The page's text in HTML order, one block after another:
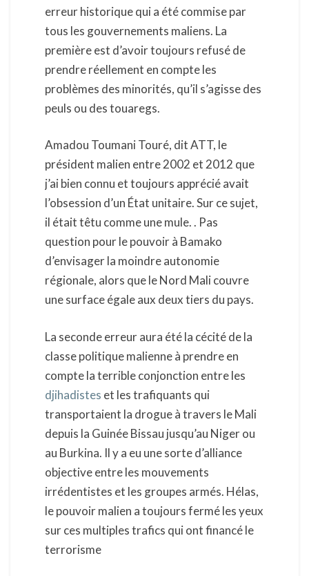
erreur historique qui a été commise par
tous les gouvernements maliens. La
première est d’avoir toujours refusé de
prendre réellement en compte les
problèmes des minorités, qu’il s’agisse des
peuls ou des touaregs.
Amadou Toumani Touré, dit ATT, le
président malien entre 2002 et 2012 que
j’ai bien connu et toujours apprécié avait
l’obsession d’un État unitaire. Sur ce sujet,
il était têtu comme une mule. . Pas
question pour le pouvoir à Bamako
d’envisager la moindre autonomie
régionale, alors que le Nord Mali couvre
une surface égale aux deux tiers du pays.
La seconde erreur aura été la cécité de la
classe politique malienne à prendre en
compte la terrible conjonction entre les
djihadistes et les trafiquants qui
transportaient la drogue à travers le Mali
depuis la Guinée Bissau jusqu’au Niger ou
au Burkina. Il y a eu une sorte d’alliance
objective entre les mouvements
irrédentistes et les groupes armés. Hélas,
le pouvoir malien a toujours fermé les yeux
sur ces multiples trafics qui ont financé le
terrorisme